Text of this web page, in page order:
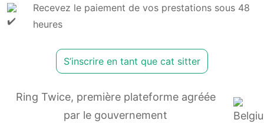
Recevez le paiement de vos prestations sous 48
heures
S’inscrire en tant que cat sitter
Ring Twice, première plateforme agréée
par le gouvernement